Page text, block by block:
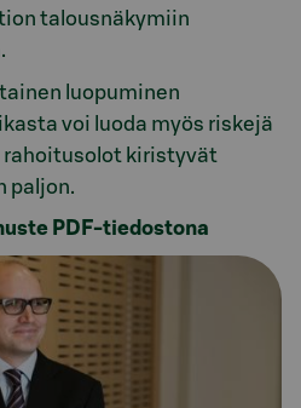
talousnäkymiin
luopuminen
voi luoda myös riskejä
kiristyvät
paljon.
PDF-tiedostona